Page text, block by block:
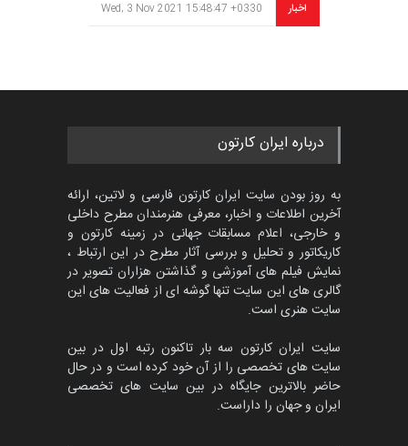
اخبار Wed, 3 Nov 2021 15:48:47 +0330
درباره ایران کارتون
به روز بودن سایت ایران کارتون فارسی و لاتین، ارائه
آخرین اطلاعات و اخبار، معرفی هنرمندان مطرح داخلی
و خارجی، اعلام مسابقات جهانی در زمینه کارتون و
کاریکاتور و تحلیل و بررسی آثار مطرح در این ارتباط ،
نمایش فیلم های آموزشی و گذاشتن هزاران تصویر در
گالری های این سایت تنها گوشه ای از فعالیت های این
سایت هنری است.
سایت ایران کارتون سه بار تاکنون رتبه اول در بین
سایت های تخصصی را از آن خود کرده است و در حال
حاضر بالاترین جایگاه در بین سایت های تخصصی
ایران و جهان را داراست.